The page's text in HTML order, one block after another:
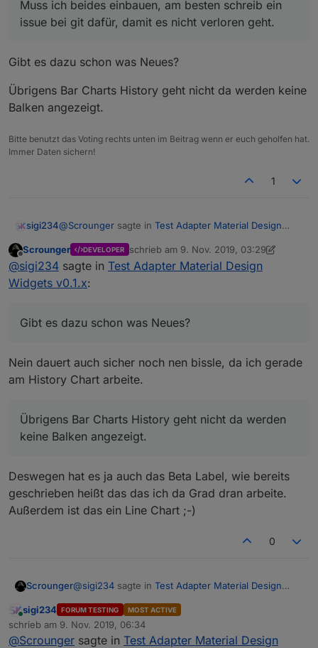
Muss ich beides einbauen, am besten schreib ein
issue bei git dafür, damit es nicht verloren geht.
Gibt es dazu schon was Neues?
Übrigens Bar Charts History geht nicht da werden keine
Balken angezeigt.
Bitte benutzt das Voting rechts unten im Beitrag wenn er euch geholfen hat.
Immer Daten sichern!
1
sigi234@Scrounger sagte in Test Adapter Material Design
Ist es irgendwie möglich, das Feld dataJSON in
eine aktive Verbindung zu einem Datenpunkt zu
konfigurieren?
Höhe einer Zeile in der Tabelle zu steuern?
Gibt es dazu schon was Neues?
keine Balken angezeigt.
Offline
Scrounger DEVELOPER schrieb am 9. Nov. 2019, 03:29
zuletzt editiert von Scrounger11. Sept.
@sigi234 sagte in Test Adapter Material Design
Widgets v0.1.x:
Gibt es dazu schon was Neues?
Nein dauert auch sicher noch nen bissle, da ich gerade
am History Chart arbeite.
Übrigens Bar Charts History geht nicht da werden
keine Balken angezeigt.
Deswegen hat es ja auch das Beta Label, wie bereits
geschrieben heißt das das ich da Grad dran arbeite.
Außerdem ist das ein Line Chart ;-)
0
Scrounger@sigi234 sagte in Test Adapter Material Design
Gibt es dazu schon was Neues?
Online
sigi234 FORUM TESTING MOST ACTIVE
schrieb am 9. Nov. 2019, 06:34
zuletzt editiert von
@Scrounger sagte in Test Adapter Material Design